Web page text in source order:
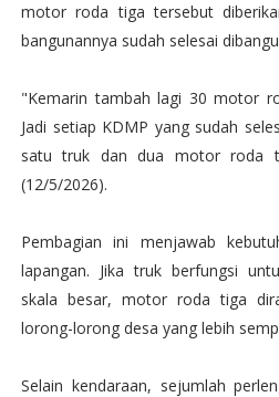
motor roda tiga tersebut
bangunannya sudah selesai
"Kemarin tambah lagi 30 motor
Jadi setiap KDMP yang sudah
satu truk dan dua motor roda
(12/5/2026).
Pembagian ini menjawab
lapangan. Jika truk berfungsi
skala besar, motor roda tiga
lorong-lorong desa yang lebih
Selain kendaraan, sejumlah